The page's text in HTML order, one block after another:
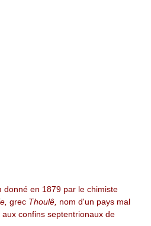
donné en 1879 par le chimiste
grec Thoulê, nom d'un pays mal
confins septentrionaux de